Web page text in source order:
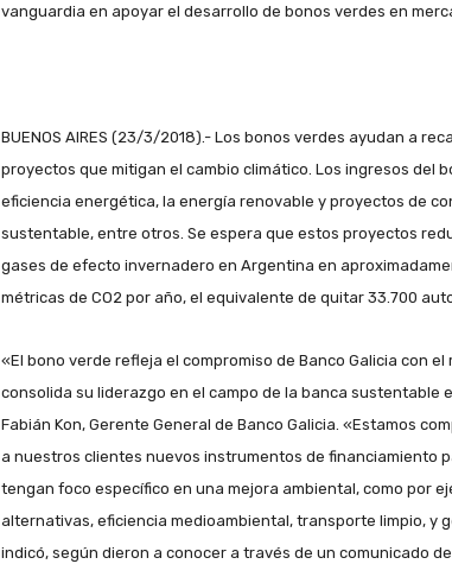
vanguardia en apoyar el desarrollo de bonos verdes en
BUENOS AIRES (23/3/2018).- Los bonos verdes ayudan a
proyectos que mitigan el cambio climático. Los ingresos del
eficiencia energética, la energía renovable y proyectos de
sustentable, entre otros. Se espera que estos proyectos
gases de efecto invernadero en Argentina en
métricas de CO2 por año, el equivalente de quitar 33.700
«El bono verde refleja el compromiso de Banco Galicia con el
consolida su liderazgo en el campo de la banca sustentable
Fabián Kon, Gerente General de Banco Galicia. «Estamos
a nuestros clientes nuevos instrumentos de financiamiento
tengan foco específico en una mejora ambiental, como por
alternativas, eficiencia medioambiental, transporte limpio, y
indicó, según dieron a conocer a través de un comunicado